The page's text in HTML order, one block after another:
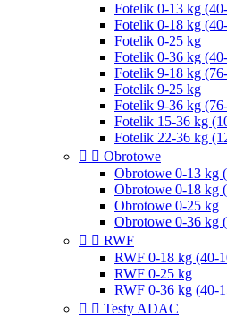
Fotelik 0-13 kg
Fotelik 0-18 kg
Fotelik 0-25 kg
Fotelik 0-36 kg
Fotelik 9-18 kg
Fotelik 9-25 kg
Fotelik 9-36 kg
Fotelik 15-36 kg
Fotelik 22-36 kg
  Obrotowe
Obrotowe 0-13 kg
Obrotowe 0-18 kg
Obrotowe 0-25 kg
Obrotowe 0-36 kg
  RWF
RWF 0-18 kg (40-
RWF 0-25 kg
RWF 0-36 kg (40-
  Testy ADAC